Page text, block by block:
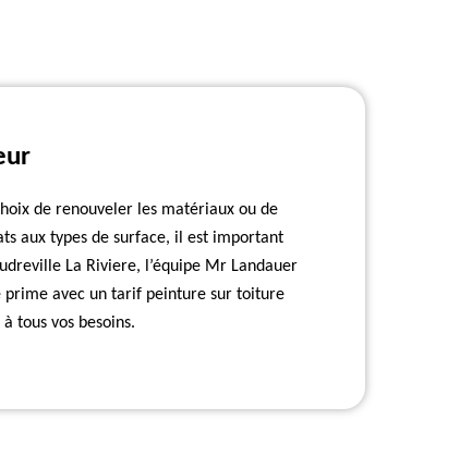
de renouveler les matériaux ou de
aux types de surface, il est important
La Riviere, l’équipe Mr Landauer
prime avec un tarif peinture sur toiture
tous vos besoins.